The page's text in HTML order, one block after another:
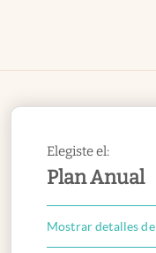
Elegiste el:
Plan Anual
Mostrar detalles